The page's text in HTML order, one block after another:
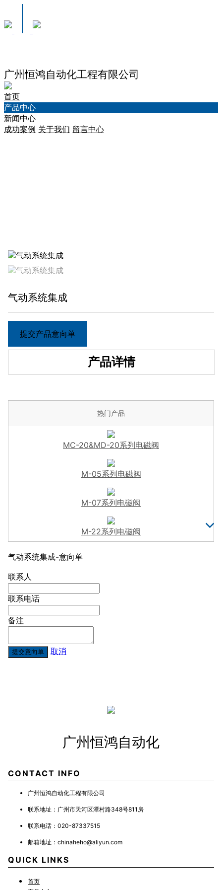
广州恒鸿自动化工程有限公司
首页
产品中心
新闻中心
成功案例 关于我们 留言中心
气动系统集成
提交产品意向单
产品详情
热门产品
MC-20&MD-20系列电磁阀
M-05系列电磁阀
M-07系列电磁阀
M-22系列电磁阀
气动系统集成-意向单
联系人
联系电话
备注
提交意向单 取消
广州恒鸿自动化
CONTACT INFO
广州恒鸿自动化工程有限公司
联系地址： 广州市天河区潭村路348号811房
联系电话： 020-87337515
邮箱地址： chinaheho@aliyun.com
QUICK LINKS
首页